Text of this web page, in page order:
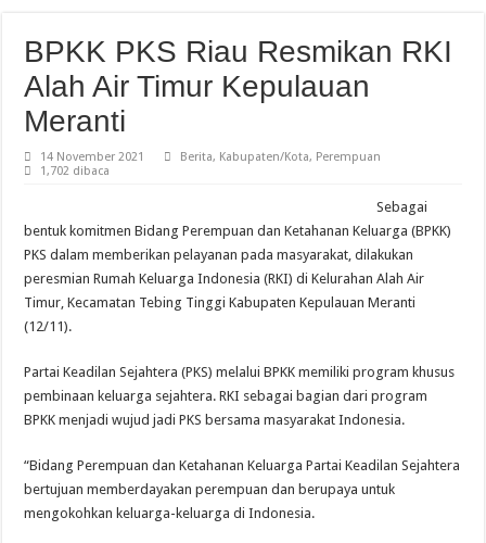
BPKK PKS Riau Resmikan RKI
Alah Air Timur Kepulauan
Meranti
14 November 2021 Berita, Kabupaten/Kota, Perempuan
1,702 dibaca
Sebagai
bentuk komitmen Bidang Perempuan dan Ketahanan Keluarga (BPKK)
PKS dalam memberikan pelayanan pada masyarakat, dilakukan
peresmian Rumah Keluarga Indonesia (RKI) di Kelurahan Alah Air
Timur, Kecamatan Tebing Tinggi Kabupaten Kepulauan Meranti
(12/11).
Partai Keadilan Sejahtera (PKS) melalui BPKK memiliki program khusus
pembinaan keluarga sejahtera. RKI sebagai bagian dari program
BPKK menjadi wujud jadi PKS bersama masyarakat Indonesia.
“Bidang Perempuan dan Ketahanan Keluarga Partai Keadilan Sejahtera
bertujuan memberdayakan perempuan dan berupaya untuk
mengokohkan keluarga-keluarga di Indonesia.